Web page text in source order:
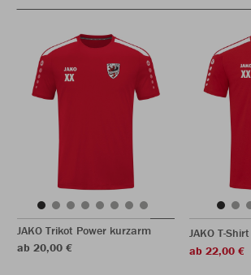
JAKO Trikot Power kurzarm
ab 20,00 €
JAKO T-
ab 22,00 €